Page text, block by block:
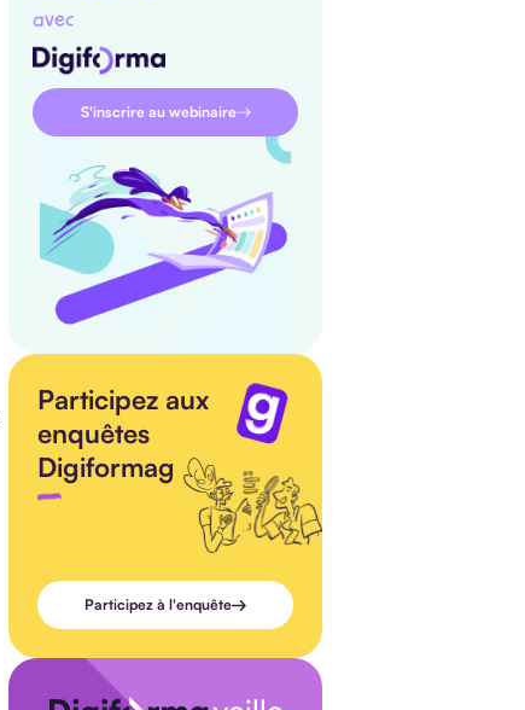
avec
S'inscrire au webinaire
Participez aux
enquêtes
Digiformag
Participez à l'enquête